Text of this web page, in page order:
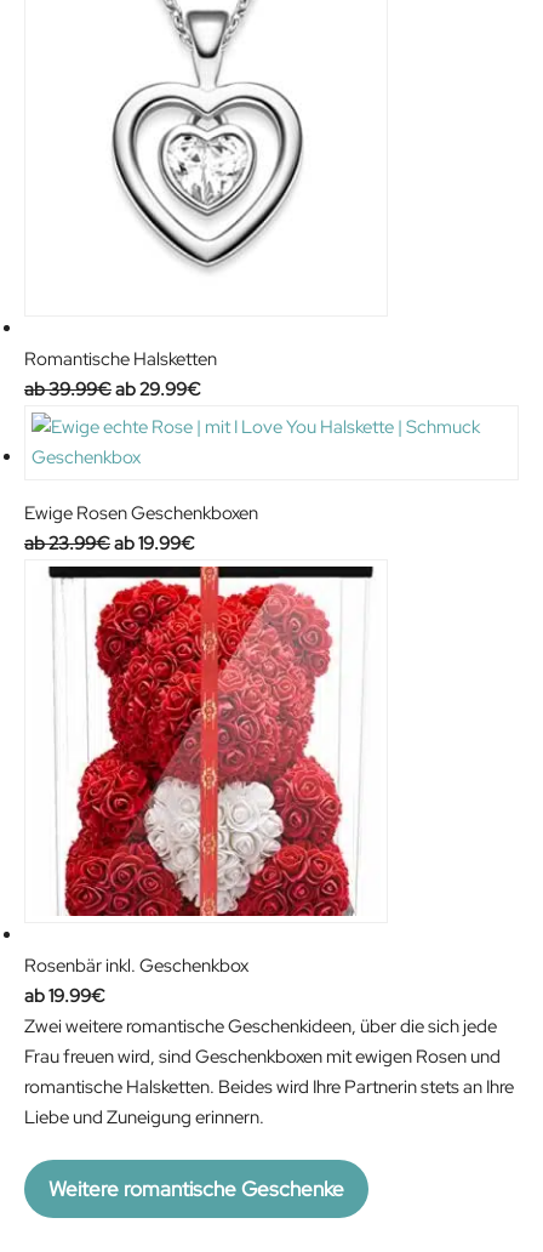
Romantische Halsketten
39.99€Original
price
was:
29.99€Current
price
Ewige Rosen Geschenkboxen
23.99€Original
price
was:
23.99€.
19.99€Current
price
is:
19.99€.
Rosenbär inkl. Geschenkbox
19.99€
Zwei weitere romantische Geschenkideen, über die sich jede
Frau freuen wird, sind Geschenkboxen mit ewigen Rosen und
romantische Halsketten. Beides wird Ihre Partnerin stets an Ihre
Liebe und Zuneigung erinnern.
Weitere romantische Geschenke